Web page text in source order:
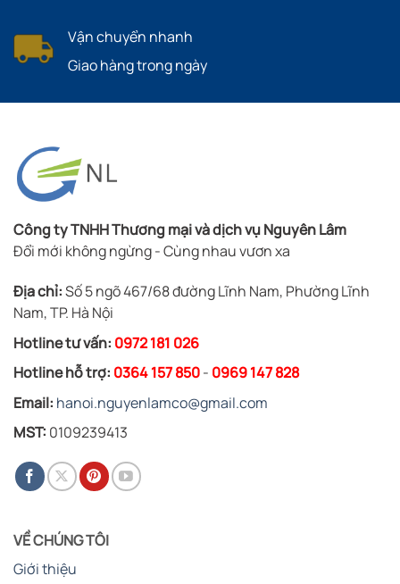
Vận chuyển nhanh
Giao hàng trong ngày
Công ty TNHH Thương mại và dịch vụ Nguyên Lâm
Đổi mới không ngừng - Cùng nhau vươn xa
Địa chỉ:Số 5 ngõ 467/68 đường Lĩnh Nam, Phường Lĩnh
Nam, TP. Hà Nội
Hotline tư vấn: 0972 181 026
Hotline hỗ trợ: 0364 157 850- 0969 147 828
Email: hanoi.nguyenlamco@gmail.com
MST: 0109239413
VỀ CHÚNG TÔI
Giới thiệu